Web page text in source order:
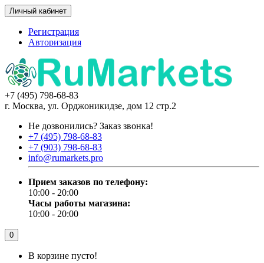
Личный кабинет
Регистрация
Авторизация
+7 (495) 798-68-83
г. Москва, ул. Орджоникидзе, дом 12 стр.2
Не дозвонились? Заказ звонка!
+7 (495) 798-68-83
+7 (903) 798-68-83
info@rumarkets.pro
Прием заказов по телефону:
10:00 - 20:00
Часы работы магазина:
10:00 - 20:00
0
В корзине пусто!